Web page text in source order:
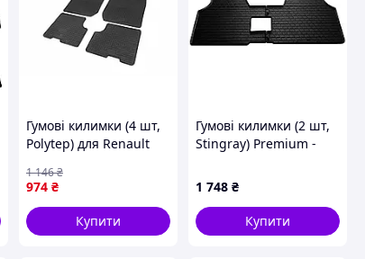
Гумові килимки (4 шт,
Polytep) для Renault
рр
974 ₴
1 146₴
Купити
Гумові килимки (2 шт,
Stingray) Premium -
Volkswagen T4
Caravelle/Multivan
1990-2003 рр
1 748 ₴
Купити